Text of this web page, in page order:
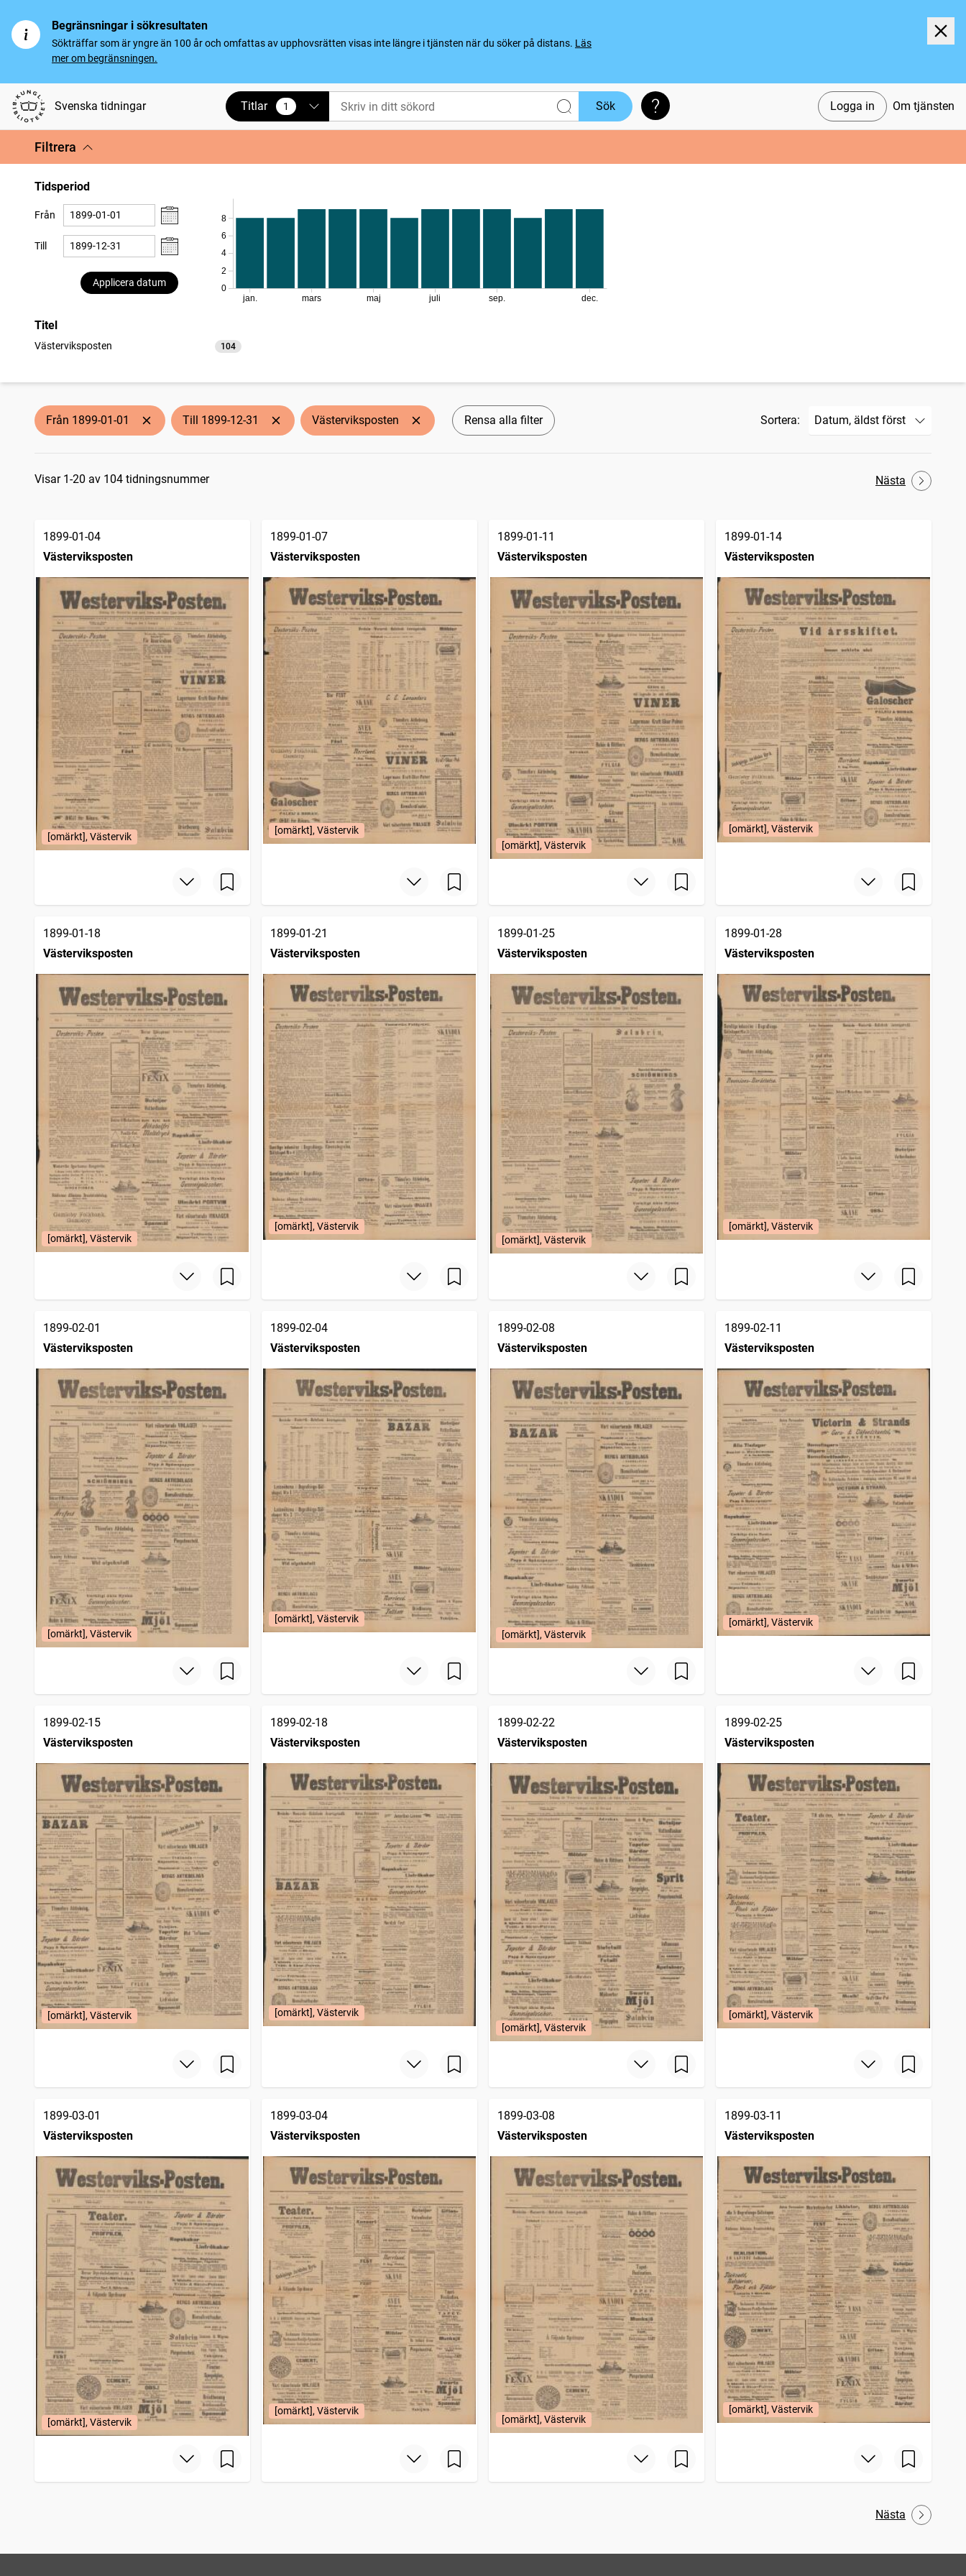
Begränsningar i sökresultaten
Sökträffar som är yngre än 100 år och omfattas av upphovsrätten visas inte längre i tjänsten när du söker på distans. Läs
mer om begränsningen.
Svenska tidningar Logga in Om tjänsten
Titlar 1
vald Sök Söktips
Filtrera
Tidsperiod
Från
Till
Applicera datum
0
2
4
6
8
jan. mars maj juli sep. dec.
Titel
Västerviksposten 104
träffar
Från 1899-01-01 Till 1899-12-31 Västerviksposten Rensa alla filter Sortera:
Sökresultat
Visar 1-20 av 104 tidningsnummer Nästa
1899-01-04
Västerviksposten
[omärkt], Västervik
1899-01-07
Västerviksposten
[omärkt], Västervik
1899-01-11
Västerviksposten
[omärkt], Västervik
1899-01-14
Västerviksposten
[omärkt], Västervik
1899-01-18
Västerviksposten
[omärkt], Västervik
1899-01-21
Västerviksposten
[omärkt], Västervik
1899-01-25
Västerviksposten
[omärkt], Västervik
1899-01-28
Västerviksposten
[omärkt], Västervik
1899-02-01
Västerviksposten
[omärkt], Västervik
1899-02-04
Västerviksposten
[omärkt], Västervik
1899-02-08
Västerviksposten
[omärkt], Västervik
1899-02-11
Västerviksposten
[omärkt], Västervik
1899-02-15
Västerviksposten
[omärkt], Västervik
1899-02-18
Västerviksposten
[omärkt], Västervik
1899-02-22
Västerviksposten
[omärkt], Västervik
1899-02-25
Västerviksposten
[omärkt], Västervik
1899-03-01
Västerviksposten
[omärkt], Västervik
1899-03-04
Västerviksposten
[omärkt], Västervik
1899-03-08
Västerviksposten
[omärkt], Västervik
1899-03-11
Västerviksposten
[omärkt], Västervik
Nästa